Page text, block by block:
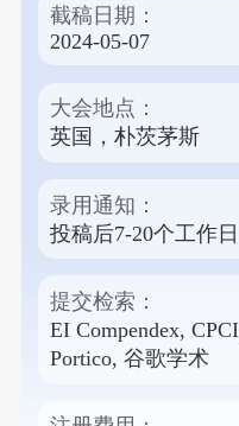
论文展示等丰富多样
果。录用的论文将发
Google Scholar等多
家学者积极投稿，参
请注意，正常投稿截
截稿日期：
2024-05-07
大会地点：
英国，朴茨茅斯
录用通知：
投稿后7-20个工作日
提交检索：
EI Compendex,
Portico, 谷歌学术